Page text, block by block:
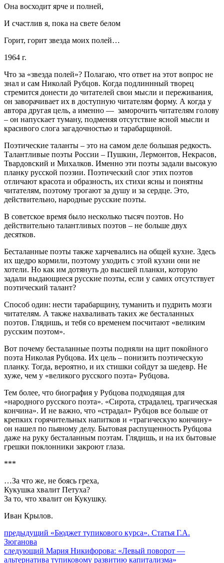
Она восходит ярче и полней,
И счастлив я, пока на свете белом
Горит, горит звезда моих полей…
1964 г.
Что за «звезда полей»? Полагаю, что ответ на этот вопрос не
знал и сам Николай Рубцов. Когда подлиннный творец
стремится донести до читателей свои мысли и переживания,
он заворачивает их в доступную читателям форму. А когда у
автора другая цель, а именно — заморочить читателям голову
– он напускает туману, подменяя отсутствие ясной мысли и
красивого слога загадочностью и тарабарщиной.
Поэтические таланты – это на самом деле большая редкость.
Талантливые поэты России – Пушкин, Лермонтов, Некрасов,
Твардовский и Михалков. Именно эти поэты задали высокую
планку русской поэзии. Поэтический слог этих поэтов
отличают красота и образность, их стихи ясны и понятны
читателям, поэтому трогают за душу и за сердце. Это,
действительно, народные русские поэты.
В советское время было несколько тысяч поэтов. Но
действительно талантливых поэтов – не больше двух
десятков.
Бесталанные поэты также харчевались на общей кухне. Здесь
их щедро кормили, поэтому уходить с этой кухни они не
хотели. Но как им дотянуть до высшей планки, которую
задали выдающиеся русские поэты, если у самих отсутствует
поэтический талант?
Способ один: нести тарабарщину, туманить и пудрить мозги
читателям. А также нахваливать таких же бесталанных
поэтов. Глядишь, и тебя со временем посчитают «великим
русским поэтом».
Вот почему бесталанные поэты подняли на щит покойного
поэта Николая Рубцова. Их цель – понизить поэтическую
планку. Тогда, вероятно, и их стишки сойдут за шедевр. Не
хуже, чем у «великого русского поэта» Рубцова.
Тем более, что биография у Рубцова подходящая для
«народного русского поэта». «Сирота, страдалец, трагическая
кончина». И не важно, что «страдал» Рубцов все больше от
крепких горячительных напитков и «трагическую кончину»
он нашел по пьяному делу. Бытовая распущенность Рубцова
даже на руку бесталанным поэтам. Глядишь, и на их бытовые
грешки поклонники закроют глаза.
***
…За что же, не боясь греха,
Кукушка хвалит Петуха?
За то, что хвалит он Кукушку.
Иван Крылов.
Навигация
по
предыдущий Предыдущий
«Бюджет тупикового курса». Статья Г.А.
Зюганова
следующий Следующее
сообщение:
Мария Никифорова: «Левый поворот —
альтернатива тупиковому развитию капитализма»